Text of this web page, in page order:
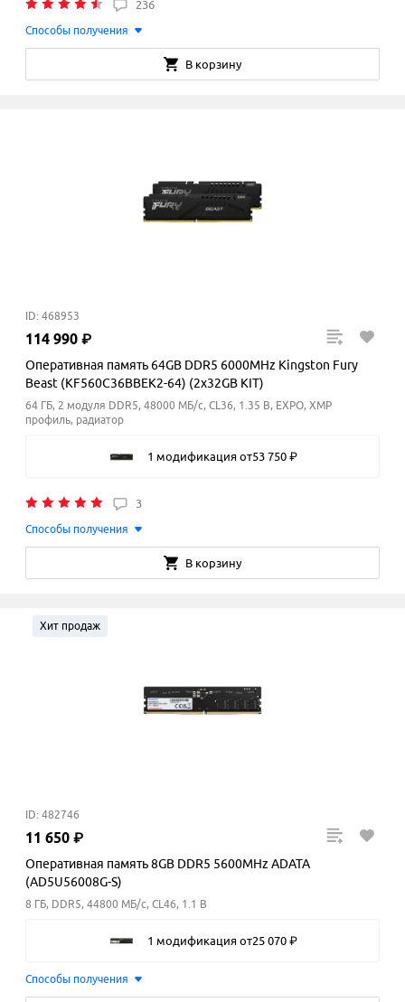
236
Способы получения
В корзину
ID: 468953
114 990 ₽
Оперативная память 64GB DDR5 6000MHz Kingston Fury
Beast (KF560C36BBEK2-64) (2x32GB KIT)
64 ГБ, 2 модуля DDR5, 48000 МБ/с, CL36, 1.35 В, EXPO, XMP
профиль, радиатор
1 модификация от53 750 ₽
3
Способы получения
В корзину
Хит продаж
ID: 482746
11 650 ₽
Оперативная память 8GB DDR5 5600MHz ADATA
(AD5U56008G-S)
8 ГБ, DDR5, 44800 МБ/с, CL46, 1.1 В
1 модификация от25 070 ₽
Способы получения